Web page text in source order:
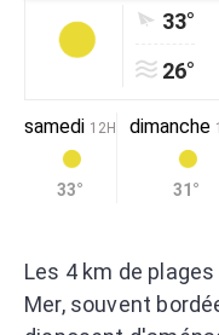
33°
26°
samedi 12H
33°
dimanche
31°
Les 4 km de
Mer, souvent